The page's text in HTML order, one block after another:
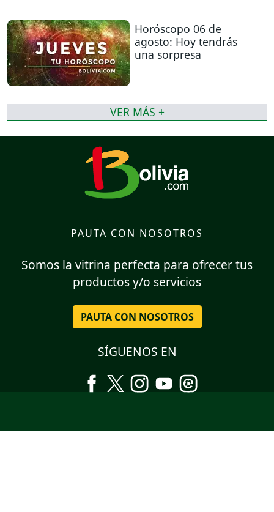
Horóscopo 06 de
agosto: Hoy tendrás
una sorpresa
VER MÁS +
PAUTA CON NOSOTROS
Somos la vitrina perfecta para ofrecer tus
productos y/o servicios
PAUTA CON NOSOTROS
SÍGUENOS EN